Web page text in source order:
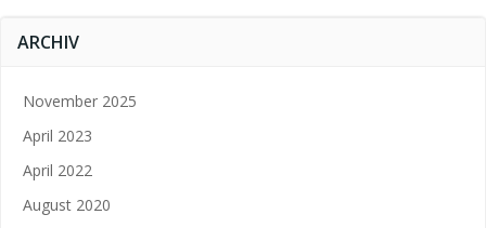
ARCHIV
November 2025
April 2023
April 2022
August 2020